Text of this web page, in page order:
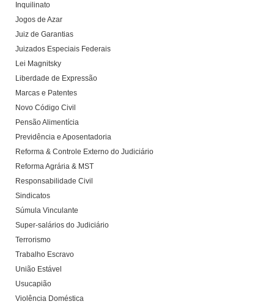
Inquilinato
Jogos de Azar
Juiz de Garantias
Juizados Especiais Federais
Lei Magnitsky
Liberdade de Expressão
Marcas e Patentes
Novo Código Civil
Pensão Alimentícia
Previdência e Aposentadoria
Reforma & Controle Externo do Judiciário
Reforma Agrária & MST
Responsabilidade Civil
Sindicatos
Súmula Vinculante
Super-salários do Judiciário
Terrorismo
Trabalho Escravo
União Estável
Usucapião
Violência Doméstica